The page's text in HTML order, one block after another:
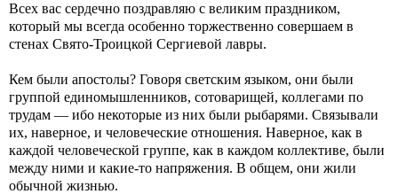
Всех вас сердечно поздравляю с великим праздником,
который мы всегда особенно торжественно совершаем в
стенах Свято-Троицкой Сергиевой лавры.
Кем были апостолы? Говоря светским языком, они были
группой единомышленников, сотоварищей, коллегами по
трудам — ибо некоторые из них были рыбарями. Связывали
их, наверное, и человеческие отношения. Наверное, как в
каждой человеческой группе, как в каждом коллективе, были
между ними и какие-то напряжения. В общем, они жили
обычной жизнью.